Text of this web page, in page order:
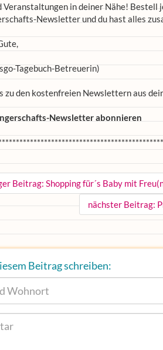
Veranstaltungen in deiner Nähe! Bestell
Newsletter und du hast alles
Tagebuch-Betreuerin)
zu den kostenfreien Newslettern aus
Newsletter abonnieren
Beitrag: Shopping für´s Baby mit
nächster Beitrag:
Beitrag schreiben: